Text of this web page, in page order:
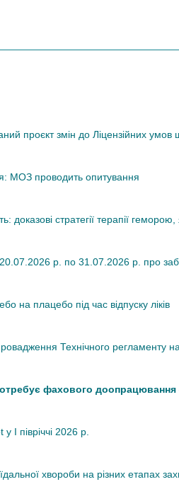
проєкт змін до Ліцензійних умов
МОЗ проводить опитування
доказові стратегії терапії
р. по 31.07.2026 р. про
на плацебо під час відпуску ліків
Технічного регламенту
фахового доопрацювання
I півріччі 2026 р.
хвороби на різних етапах